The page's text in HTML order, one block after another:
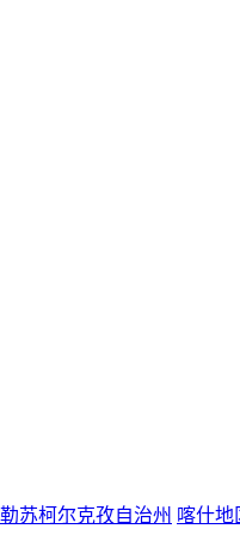
苏柯尔克孜自治州 喀什地